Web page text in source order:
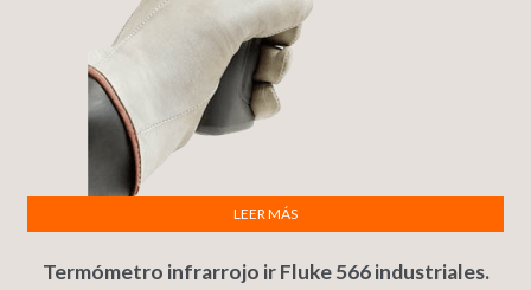
Termómetro infrarrojo ir Fluke 566 industriales.
LEER MÁS